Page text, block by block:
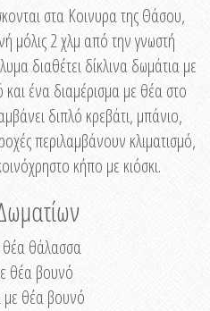
στα Κοινυρα της Θάσου,
μόλις 2 χλμ από την γνωστή
διαθέτει δίκλινα δωμάτια με
ένα διαμέρισμα με θέα στο
διπλό κρεβάτι, μπάνιο,
περιλαμβάνουν κλιματισμό,
κήπο με κιόσκι.
θέα θάλασσα
θέα βουνό
με θέα βουνό